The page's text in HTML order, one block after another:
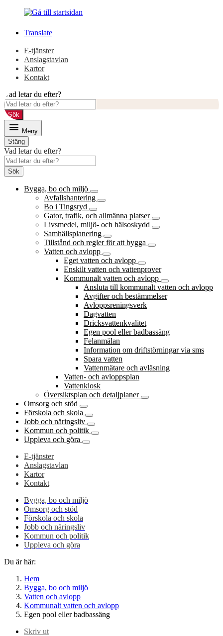
innehåll
huvudmeny
Translate
E-tjänster
Anslagstavlan
Kartor
Kontakt
Vad letar du efter?
Sök
Meny
Stäng
Vad letar du efter?
Sök
Bygga, bo och miljö
Avfallshantering
Bo i Tingsryd
Gator, trafik, och allmänna platser
Livsmedel, miljö- och hälsoskydd
Samhällsplanering
Tillstånd och regler för att bygga
Vatten och avlopp
Eget vatten och avlopp
Enskilt vatten och vattenprover
Kommunalt vatten och avlopp
Ansluta till kommunalt vatten och avlopp
Avgifter och bestämmelser
Avloppsreningsverk
Dagvatten
Dricksvattenkvalitet
Egen pool eller badbassäng
Felanmälan
Information om driftstörningar via sms
Spara vatten
Vattenmätare och avläsning
Vatten- och avloppsplan
Vattenkiosk
Översiktsplan och detaljplaner
Omsorg och stöd
Förskola och skola
Jobb och näringsliv
Kommun och politik
Uppleva och göra
E-tjänster
Anslagstavlan
Kartor
Kontakt
Bygga, bo och miljö
Omsorg och stöd
Förskola och skola
Jobb och näringsliv
Kommun och politik
Uppleva och göra
Du är här:
Hem
Bygga, bo och miljö
Vatten och avlopp
Kommunalt vatten och avlopp
Egen pool eller badbassäng
Skriv ut